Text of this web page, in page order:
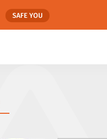
SAFE YOU